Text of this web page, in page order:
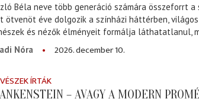
Béla neve több generáció számára összeforrt
ötvenöt éve dolgozik a színházi háttérben,
és nézők élményeit formálja láthatatlanul,
Nóra
2026. december 10.
ÍRTÁK
– AVAGY A MODERN